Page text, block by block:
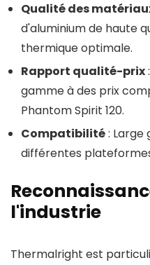
Qualité des
d'aluminium de haute
thermique optimale.
Rapport qualité-prix
gamme à des prix
Phantom Spirit 120.
Compatibilité:
différentes
l'industrie
Thermalright est